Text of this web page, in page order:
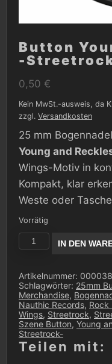
Button
-
0,50 €
Kein MwSt.-ausweis, da
zzgl. Versandkosten
25 mm
Young and
Wings-Motiv in
Kompakt, klar
Weste oder
Vorrätig
Button
Young
-
Streetrock-
Menge
IN DEN
Artikelnummer: 000038
Schlagwörter: 25mm
Merchandise,
Nauthic Records, Rock
Wings, Streetrock,
Szene Button, Young
Streetrock-
Teilen mit: